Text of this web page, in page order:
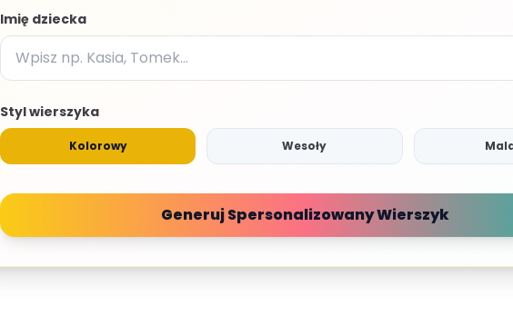
Imię dziecka
Styl wierszyka
Kolorowy Wesoły
Generuj Spersonalizowany Wierszyk